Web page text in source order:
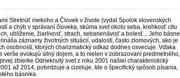
Stretnúť niekoho a Človek v živote (vydal Spolok slovenských
a chýb v správaní človeka, skúma svet okolo seba, krehkosť citu
ublíženie, žiarlivosť, strach, sebanenávisť a bolesť... Jeho básne
záznamy životných situácií, udalostí, často zlomových, ako je
ktorých charizmatický odkaz dodnes osvecuje. Vďaka
evokujú silný dojem, a to nielen v zobrazovaní predmetného,
zbierke Odrieknutý svet z roku 2001 našiel charakteristický
až 2014, potvrdzuje a cizeluje. Ide o špecifický spôsob písania,
básnika.